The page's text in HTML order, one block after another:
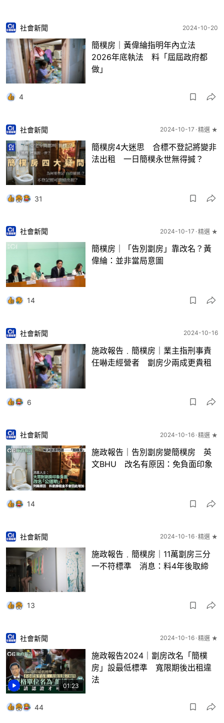
社會新聞 2024-10-20
簡樸房｜黃偉綸指明年內立法
2026年底執法 料「屆屆政府都
做」
4
社會新聞 2024-10-17 精選 ★
簡樸房4大迷思 合標不登記將變非
法出租 一日簡樸永世無得搣？
31
社會新聞 2024-10-17 精選 ★
簡樸房｜「告別劏房」靠改名？黃
偉綸：並非當局意圖
14
社會新聞 2024-10-16
施政報告﹒簡樸房｜業主指刑事責
任嚇走經營者 劏房少兩成更貴租
6
社會新聞 2024-10-16 精選 ★
施政報告｜告別劏房變簡樸房 英
文BHU 改名有原因：免負面印象
14
社會新聞 2024-10-16 精選 ★
施政報告﹒簡樸房｜11萬劏房三分
一不符標準 消息：料4年後取締
13
01:23
社會新聞 2024-10-16 精選 ★
施政報告2024｜劏房改名「簡樸
房」設最低標準 寬限期後出租違
法
44